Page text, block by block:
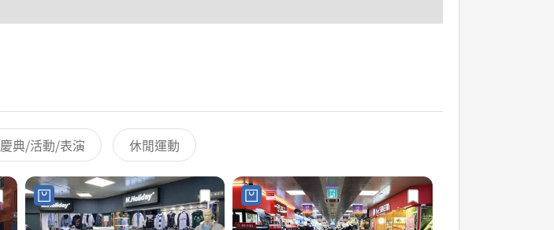
慶典/活動/表演 休閒運動